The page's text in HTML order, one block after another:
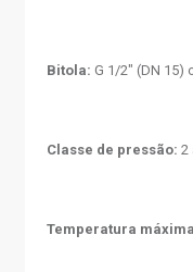
Bitola: G 1/2" (DN 15)
Classe de pressão: 2
Temperatura